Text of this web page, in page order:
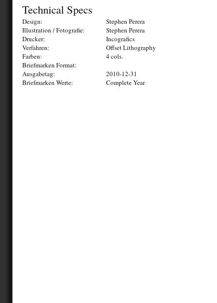
Technical Specs
Design:
Stephen Perera
Illustration / Fotografie:
Stephen Perera
Drucker:
Incografics
Verfahren:
Offset Lithography
Farben:
4 cols.
Briefmarken Format:
Ausgabetag:
2010-12-31
Briefmarken Werte:
Complete Year